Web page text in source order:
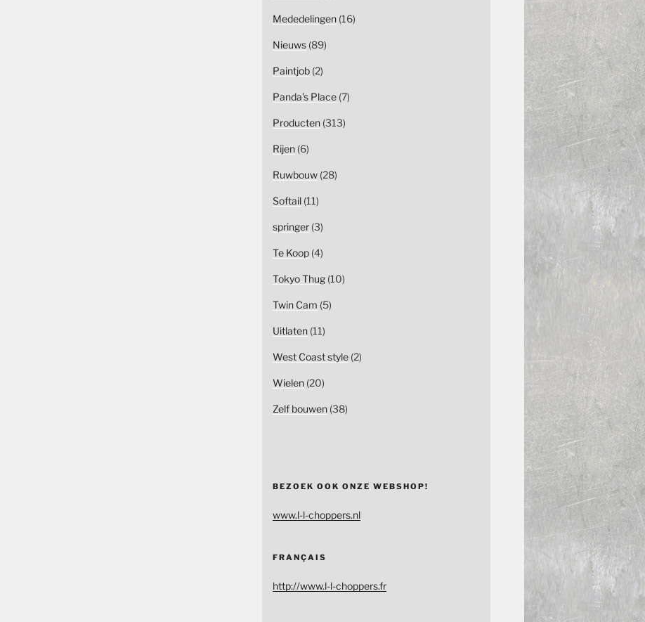
Mededelingen(16)
Nieuws(89)
Paintjob(2)
Panda's Place(7)
Producten(313)
Rijen(6)
Ruwbouw(28)
Softail(11)
springer(3)
Te Koop(4)
Tokyo Thug(10)
Twin Cam (5)
Uitlaten(11)
West Coast style(2)
Wielen(20)
Zelf bouwen(38)
BEZOEK OOK ONZE WEBSHOP!
www.l-l-choppers.nl
FRANÇAIS
http://www.l-l-choppers.fr